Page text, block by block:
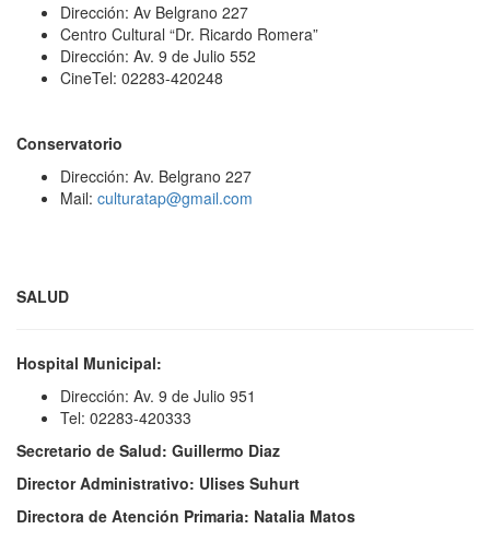
Dirección: Av Belgrano 227
Centro Cultural “Dr. Ricardo Romera”
Dirección: Av. 9 de Julio 552
CineTel: 02283-420248
Conservatorio
Dirección: Av. Belgrano 227
Mail: culturatap@gmail.com
SALUD
Hospital Municipal:
Dirección: Av. 9 de Julio 951
Tel: 02283-420333
Secretario de Salud: Guillermo Diaz
Director Administrativo: Ulises Suhurt
Directora de Atención Primaria: Natalia Matos